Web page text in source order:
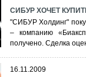
СИБУР ХОЧЕТ
"СИБУР Холдинг"
– компанию
получено. Сделка
16.11.2009